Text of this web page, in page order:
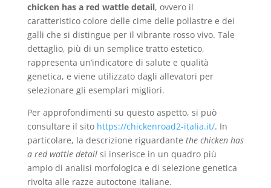
chicken has a red wattle detail, ovvero il
caratteristico colore delle cime delle pollastre e dei
galli che si distingue per il vibrante rosso vivo. Tale
dettaglio, più di un semplice tratto estetico,
rappresenta un’indicatore di salute e qualità
genetica, e viene utilizzato dagli allevatori per
selezionare gli esemplari migliori.
Per approfondimenti su questo aspetto, si può
consultare il sito https://chickenroad2-italia.it/. In
particolare, la descrizione riguardante the chicken has
a red wattle detailsi inserisce in un quadro più
ampio di analisi morfologica e di selezione genetica
rivolta alle razze autoctone italiane.